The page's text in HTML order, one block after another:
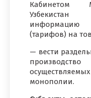
Кабинетом
Узбекистан
информацию
(тарифов) на
— вести
монополии.